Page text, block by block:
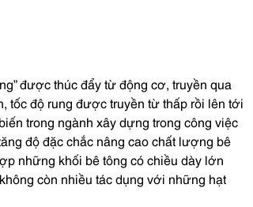
được thúc đẩy từ động cơ, truyền qua
tốc độ rung được truyền từ thấp rồi lên tới
trong ngành xây dựng trong công việc
độ đặc chắc nâng cao chất lượng bê
những khối bê tông có chiều dày lớn
còn nhiều tác dụng với những hạt